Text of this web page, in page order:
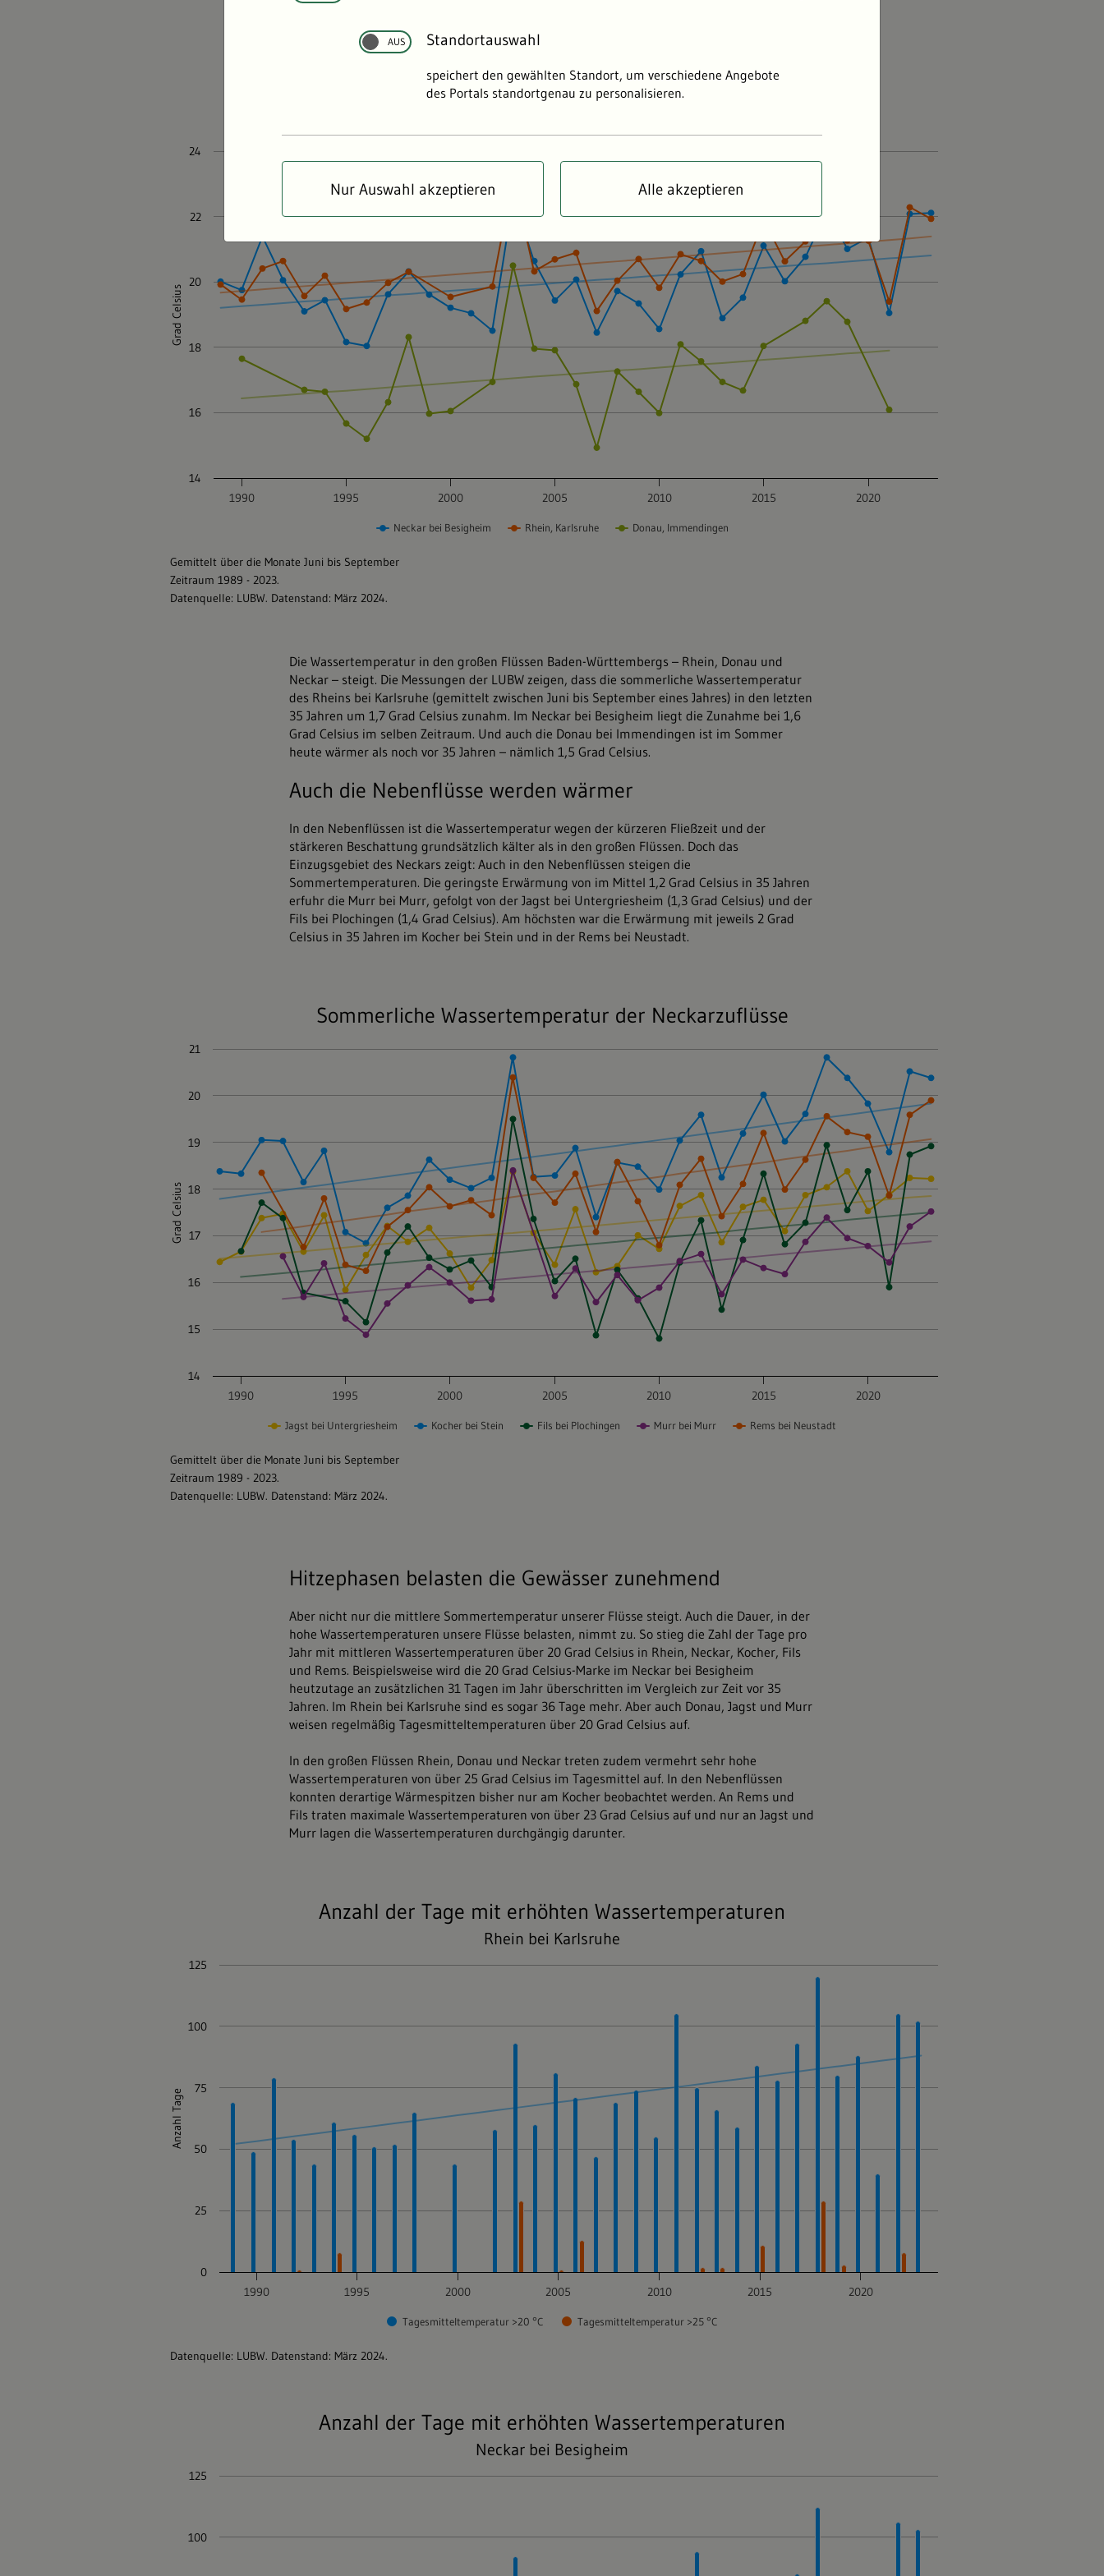
Pflanzen vor Probleme.
Die Wassertemperatur in den großen Flüssen Baden-Württembergs – Rhein, Donau und
Neckar – steigt. Die Messungen der LUBW zeigen, dass die sommerliche Wassertemperatur
des Rheins bei Karlsruhe (gemittelt zwischen Juni bis September eines Jahres) in den letzten
35 Jahren um 1,7 Grad Celsius zunahm. Im Neckar bei Besigheim liegt die Zunahme bei 1,6
Grad Celsius im selben Zeitraum. Und auch die Donau bei Immendingen ist im Sommer
heute wärmer als noch vor 35 Jahren – nämlich 1,5 Grad Celsius.
Auch die Nebenflüsse werden wärmer
In den Nebenflüssen ist die Wassertemperatur wegen der kürzeren Fließzeit und der
stärkeren Beschattung grundsätzlich kälter als in den großen Flüssen. Doch das
Einzugsgebiet des Neckars zeigt: Auch in den Nebenflüssen steigen die
Sommertemperaturen. Die geringste Erwärmung von im Mittel 1,2 Grad Celsius in 35 Jahren
erfuhr die Murr bei Murr, gefolgt von der Jagst bei Untergriesheim (1,3 Grad Celsius) und der
Fils bei Plochingen (1,4 Grad Celsius). Am höchsten war die Erwärmung mit jeweils 2 Grad
Celsius in 35 Jahren im Kocher bei Stein und in der Rems bei Neustadt.
Hitzephasen belasten die Gewässer zunehmend
Aber nicht nur die mittlere Sommertemperatur unserer Flüsse steigt. Auch die Dauer, in der
hohe Wassertemperaturen unsere Flüsse belasten, nimmt zu. So stieg die Zahl der Tage pro
Jahr mit mittleren Wassertemperaturen über 20 Grad Celsius in Rhein, Neckar, Kocher, Fils
und Rems. Beispielsweise wird die 20 Grad Celsius-Marke im Neckar bei Besigheim
heutzutage an zusätzlichen 31 Tagen im Jahr überschritten im Vergleich zur Zeit vor 35
Jahren. Im Rhein bei Karlsruhe sind es sogar 36 Tage mehr. Aber auch Donau, Jagst und Murr
weisen regelmäßig Tagesmitteltemperaturen über 20 Grad Celsius auf.
In den großen Flüssen Rhein, Donau und Neckar treten zudem vermehrt sehr hohe
Wassertemperaturen von über 25 Grad Celsius im Tagesmittel auf. In den Nebenflüssen
konnten derartige Wärmespitzen bisher nur am Kocher beobachtet werden. An Rems und
Fils traten maximale Wassertemperaturen von über 23 Grad Celsius auf und nur an Jagst und
Murr lagen die Wassertemperaturen durchgängig darunter.
Standortauswahl
speichert den gewählten Standort, um verschiedene Angebote
des Portals standortgenau zu personalisieren.
Nur Auswahl akzeptieren Alle akzeptieren